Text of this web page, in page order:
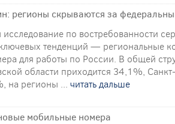
регионы скрываются за
по востребованности
тенденций — региональные
для работы по России. В общей
области приходится 34,1%,
на регионы ... читать дальше
мобильные номера